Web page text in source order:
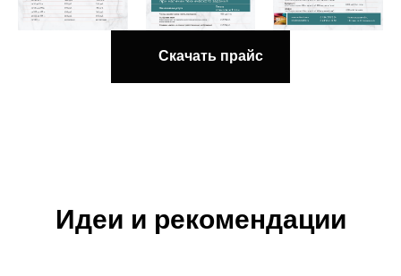
Скачать прайс
Идеи и рекомендации